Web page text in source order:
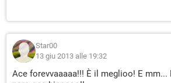
Star00
13 giu 2013 alle 19:32
Ace forevvaaaaa!!! È il meglioo! E mm...